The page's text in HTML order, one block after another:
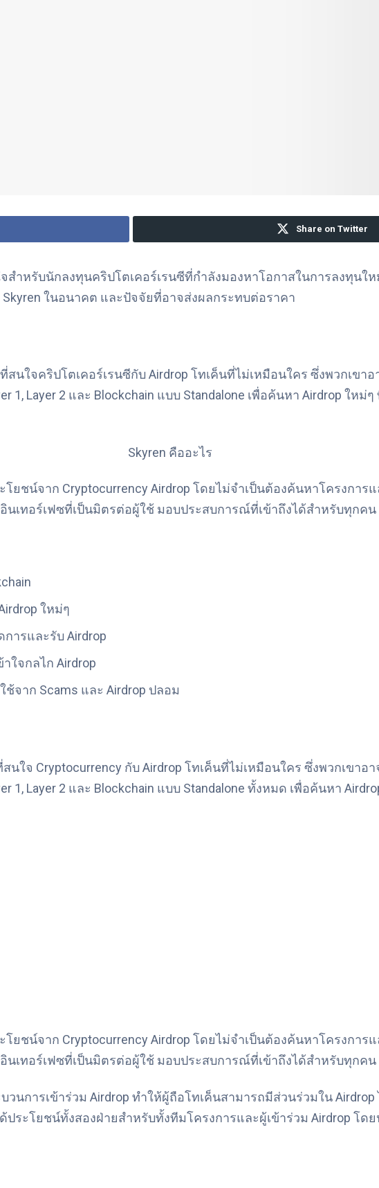
Share on Twitter
สำหรับนักลงทุนคริปโตเคอร์เรนซีที่กำลังมองหาโอกาสในการลงทุนใ
ในอนาคต และปัจจัยที่อาจส่งผลกระทบต่อราคา
สนใจคริปโตเคอร์เรนซีกับ Airdrop โทเค็นที่ไม่เหมือนใคร ซึ่งพวกเข
1, Layer 2 และ Blockchain แบบ Standalone เพื่อค้นหา Airdrop ให
โยชน์จาก Cryptocurrency Airdrop โดยไม่จำเป็นต้องค้นหาโครงการ
เทอร์เฟซที่เป็นมิตรต่อผู้ใช้ มอบประสบการณ์ที่เข้าถึงได้สำหรับทุกคน
ใหม่ๆ
ารและรับ Airdrop
ใจกลไก Airdrop
าก Scams และ Airdrop ปลอม
นใจ Cryptocurrency กับ Airdrop โทเค็นที่ไม่เหมือนใคร ซึ่งพวกเขา
1, Layer 2 และ Blockchain แบบ Standalone ทั้งหมด เพื่อค้นหา
โยชน์จาก Cryptocurrency Airdrop โดยไม่จำเป็นต้องค้นหาโครงการ
เทอร์เฟซที่เป็นมิตรต่อผู้ใช้ มอบประสบการณ์ที่เข้าถึงได้สำหรับทุกคน
นการเข้าร่วม Airdrop ทำให้ผู้ถือโทเค็นสามารถมีส่วนร่วมใน
ะโยชน์ทั้งสองฝ่ายสำหรับทั้งทีมโครงการและผู้เข้าร่วม Airdrop โดย